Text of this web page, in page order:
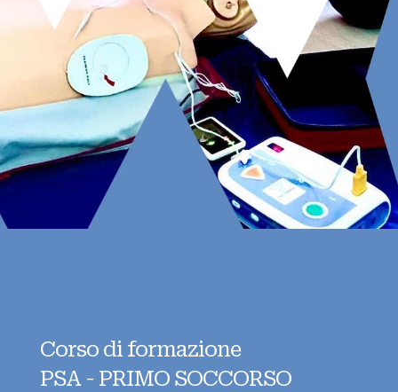
Corso di formazione
PSA - PRIMO SOCCORSO